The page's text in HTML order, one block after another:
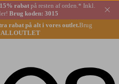
rabatpå resten af orden.* Inkl.
Brug koden: 3015
rabat på alt i vores outlet.Brug
ALLOUTLET